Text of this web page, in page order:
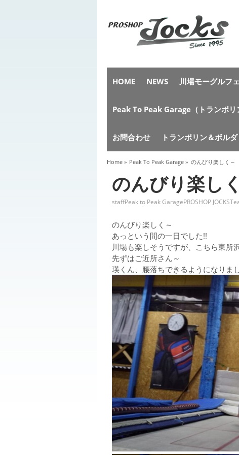
HOME NEWS 川場モーグルフ
Peak To Peak Garage（トランポリ
お問合わせ トランポリン＆ボル
Home » Peak To Peak Garage » のんびり楽しく～
のんびり楽し
staffPeak to Peak GaragePROSHOP JOCKS
のんびり楽しく～
あっという間の一日でした!!
川場も楽しそうですが、こちら東所
先ずはご近所さん～
瑛くん、腰落ちできるようになりま